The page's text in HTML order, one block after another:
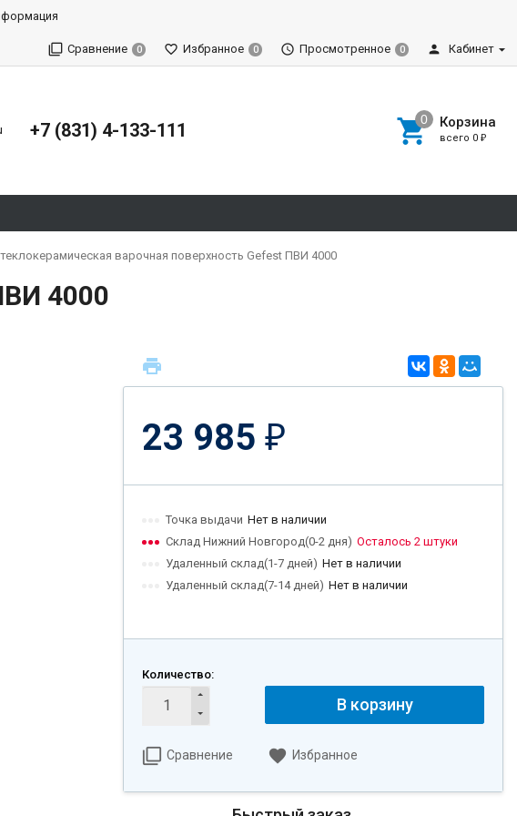
Сравнение 0 Избранное 0 Просмотренное 0 Кабинет
+7 (831) 4-133-111 Корзина
всего 0 ₽
варочная поверхность Gefest ПВИ 4000
4000
23 985 ₽
Точка выдачи Нет в наличии
Склад Нижний Новгород(0-2 дня) Осталось 2 штуки
Удаленный склад(1-7 дней) Нет в наличии
Удаленный склад(7-14 дней) Нет в наличии
Количество:
В корзину
Сравнение Избранное